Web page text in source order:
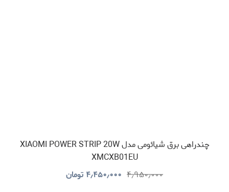
چندراهی برق شیائومی مدل XIAOMI POWER STRIP 20W
XMCXB01EU
۴٫۹۵۰٫۰۰۰ ۴٫۴۵۰٫۰۰۰ تومان